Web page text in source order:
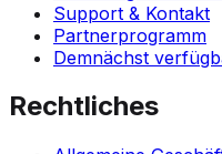
Support & Kontakt
Partnerprogramm
Demnächst
Rechtliches